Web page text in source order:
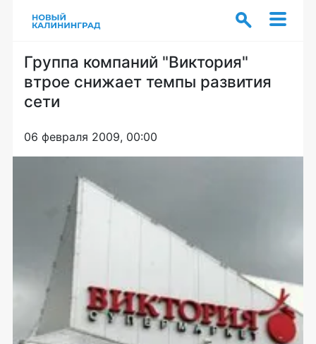
Группа компаний "Виктория"
втрое снижает темпы развития
сети
06 февраля 2009, 00:00